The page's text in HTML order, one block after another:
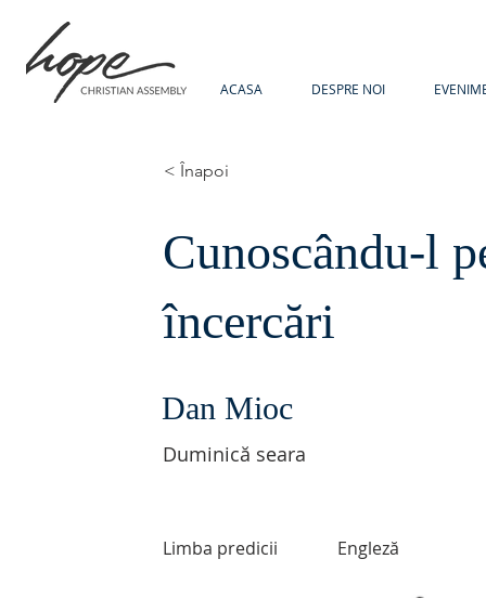
ACASA DESPRE NOI
< Înapoi
Cunoscându-l
încercări
Dan Mioc
Duminică seara
Limba predicii Engleză